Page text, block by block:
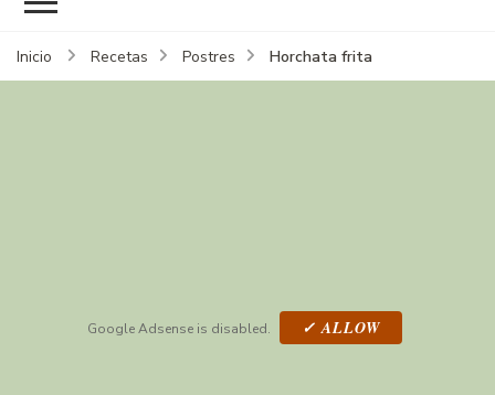
Inicio Recetas Postres Horchata frita
Google Adsense is disabled. ✓ ALLOW